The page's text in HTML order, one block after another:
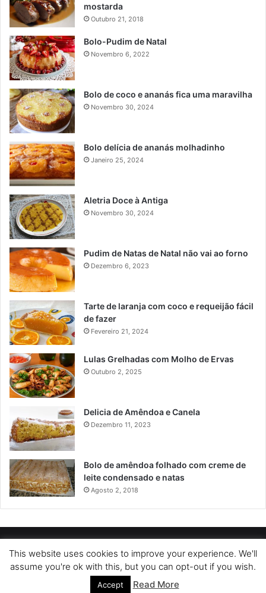
mostarda
Outubro 21, 2018
Bolo-Pudim de Natal
Novembro 6, 2022
Bolo de coco e ananás fica uma maravilha
Novembro 30, 2024
Bolo delícia de ananás molhadinho
Janeiro 25, 2024
Aletria Doce à Antiga
Novembro 30, 2024
Pudim de Natas de Natal não vai ao forno
Dezembro 6, 2023
Tarte de laranja com coco e requeijão fácil
de fazer
Fevereiro 21, 2024
Lulas Grelhadas com Molho de Ervas
Outubro 2, 2025
Delicia de Amêndoa e Canela
Dezembro 11, 2023
Bolo de amêndoa folhado com creme de
leite condensado e natas
Agosto 2, 2018
POLÍTICA DE PRIVACIDADE SOBRE NÓS
POLÍTICA DE COOKIES
TERMOS DE USO
This website uses cookies to improve your experience. We'll
assume you're ok with this, but you can opt-out if you wish.
Accept Read More